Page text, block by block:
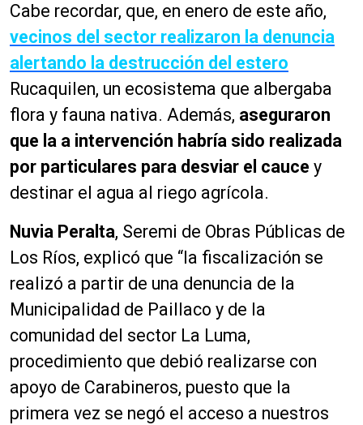
Cabe recordar, que, en enero de este año,
vecinos del sector realizaron la denuncia
alertando la destrucción del estero
Rucaquilen, un ecosistema que albergaba
flora y fauna nativa. Además, aseguraron
que la a intervención habría sido realizada
por particulares para desviar el cauce y
destinar el agua al riego agrícola.
Nuvia Peralta, Seremi de Obras Públicas de
Los Ríos, explicó que “la fiscalización se
realizó a partir de una denuncia de la
Municipalidad de Paillaco y de la
comunidad del sector La Luma,
procedimiento que debió realizarse con
apoyo de Carabineros, puesto que la
primera vez se negó el acceso a nuestros